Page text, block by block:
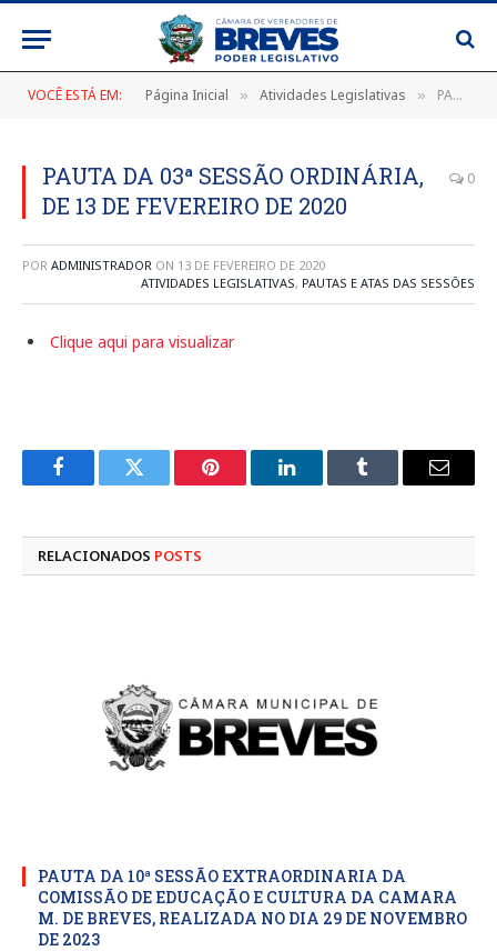
VOCÊ ESTÁ EM: Página Inicial » Atividades Legislativas » PAUTA DA 03ª SESSÃO ORDINÁRIA, DE 13 DE FEVEREIRO DE 2020
PAUTA DA 03ª SESSÃO ORDINÁRIA,
DE 13 DE FEVEREIRO DE 2020
0
POR ADMINISTRADOR ON 13 DE FEVEREIRO DE 2020
ATIVIDADES LEGISLATIVAS, PAUTAS E ATAS DAS SESSÕES
Clique aqui para visualizar
FacebookTwitter Pinterest LinkedInTumblr
E-
RELACIONADOS POSTS
PAUTA DA 10ª SESSÃO EXTRAORDINARIA DA
COMISSÃO DE EDUCAÇÃO E CULTURA DA CAMARA
M. DE BREVES, REALIZADA NO DIA 29 DE NOVEMBRO
DE 2023